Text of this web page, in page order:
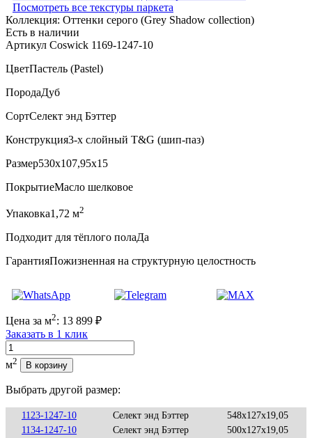
Посмотреть все текстуры паркета
Коллекция: Оттенки серого (Grеy Shadow collection)
Есть в наличии
Артикул Coswick 1169-1247-10
ЦветПастель (Pastel)
ПородаДуб
СортСелект энд Бэттер
Конструкция3-х слойный T&G (шип-паз)
Размер530x107,95x15
ПокрытиеМасло шелковое
Упаковка1,72 м2
Подходит для тёплого полаДа
ГарантияПожизненная на структурную целостность
Цена за м2: 13 899 ₽
Заказать в 1 клик
Количество
м2 В корзину
Выбрать другой размер:
1123-1247-10 Селект энд Бэттер
548x127x19,05
1134-1247-10
Селект энд Бэттер
500x127x19,05